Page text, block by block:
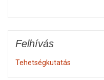
Felhívás
Tehetségkutatás